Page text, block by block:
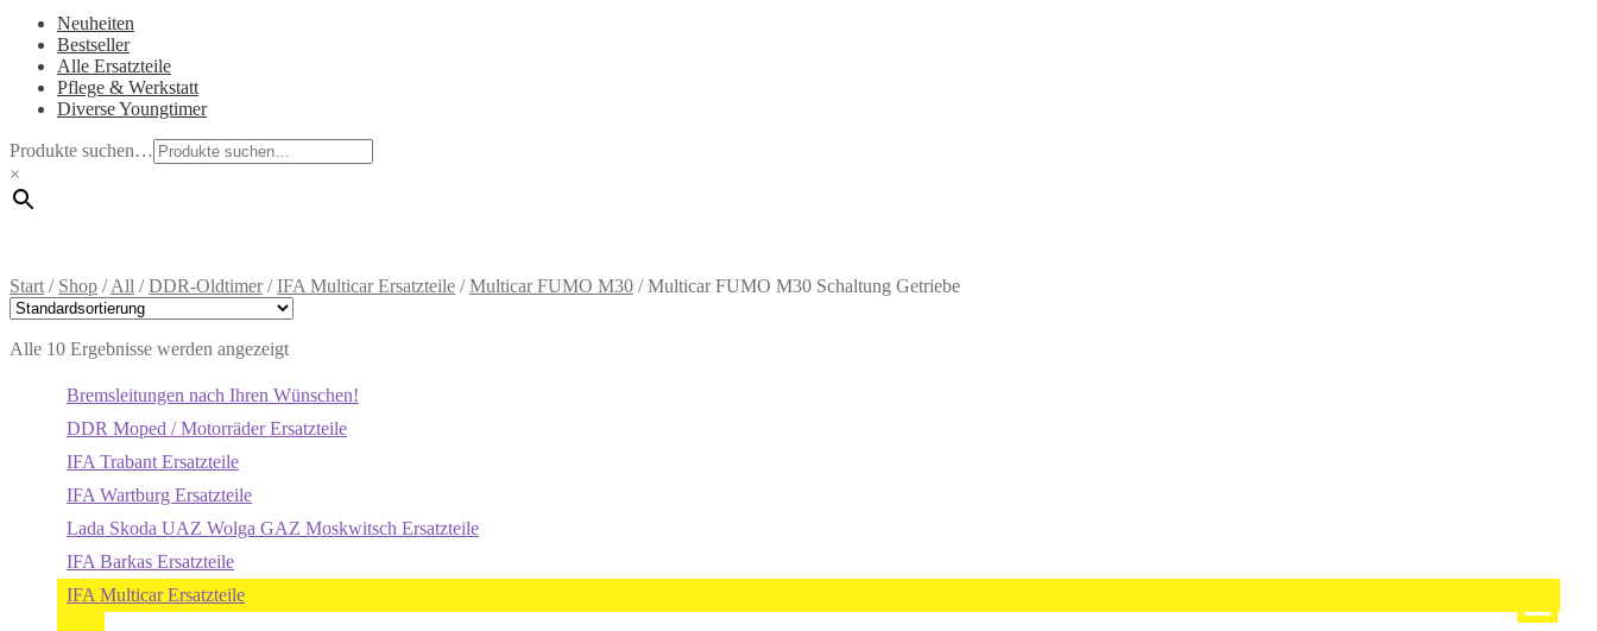
Neuheiten
Bestseller
Alle Ersatzteile
Pflege & Werkstatt
Diverse Youngtimer
Produkte suchen…
×
Start / Shop /All /DDR-Oldtimer/IFA Multicar Ersatzteile /Multicar FUMO M30 /Multicar FUMO M30 Schaltung Getriebe
Alle 10 Ergebnisse werden angezeigt
Bremsleitungen nach Ihren Wünschen!
DDR Moped / Motorräder Ersatzteile
IFA Trabant Ersatzteile
IFA Wartburg Ersatzteile
Lada Skoda UAZ Wolga GAZ Moskwitsch Ersatzteile
IFA Barkas Ersatzteile
IFA Multicar Ersatzteile